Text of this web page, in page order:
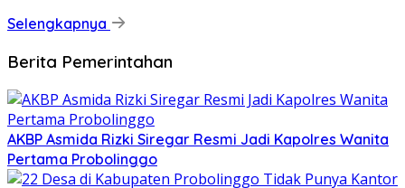
Selengkapnya
Berita Pemerintahan
AKBP Asmida Rizki Siregar Resmi Jadi Kapolres Wanita
Pertama Probolinggo